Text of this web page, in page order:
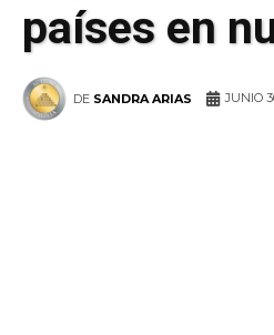
países en
DE SANDRA ARIAS JUNIO